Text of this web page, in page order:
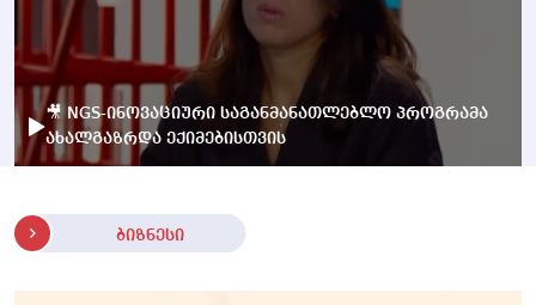
🎥 NGS-ინოვაციური საგანმანათლებლო პროგრამა
ახალგაზრდა ექიმებისთვის
ბიზნესი